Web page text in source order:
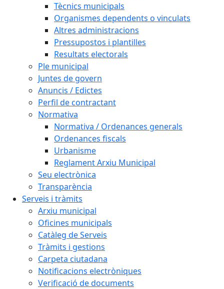
Tècnics municipals
Organismes dependents o vinculats
Altres administracions
Pressupostos i plantilles
Resultats electorals
Ple municipal
Juntes de govern
Anuncis / Edictes
Perfil de contractant
Normativa
Normativa / Ordenances generals
Ordenances fiscals
Urbanisme
Reglament Arxiu Municipal
Seu electrònica
Transparència
Serveis i tràmits
Arxiu municipal
Oficines municipals
Catàleg de Serveis
Tràmits i gestions
Carpeta ciutadana
Notificacions electròniques
Verificació de documents